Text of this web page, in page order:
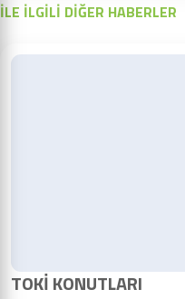
İLE İLGİLİ DİĞER HABERLER
TOKİ KONUTLARI